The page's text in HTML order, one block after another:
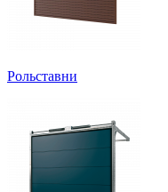
Рольставни